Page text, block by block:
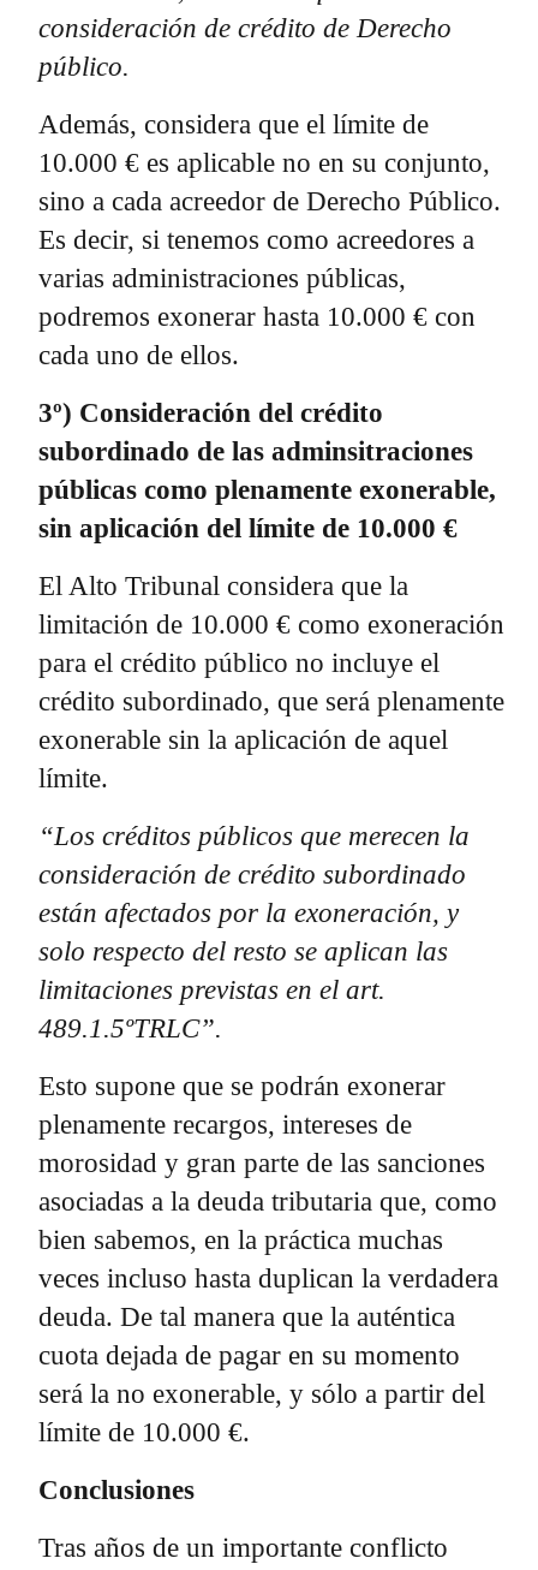
consideración de crédito de Derecho
público.
Además, considera que el límite de
10.000 € es aplicable no en su conjunto,
sino a cada acreedor de Derecho Público.
Es decir, si tenemos como acreedores a
varias administraciones públicas,
podremos exonerar hasta 10.000 € con
cada uno de ellos.
3º) Consideración del crédito
subordinado de las adminsitraciones
públicas como plenamente exonerable,
sin aplicación del límite de 10.000 €
El Alto Tribunal considera que la
limitación de 10.000 € como exoneración
para el crédito público no incluye el
crédito subordinado, que será plenamente
exonerable sin la aplicación de aquel
límite.
“Los créditos públicos que merecen la
consideración de crédito subordinado
están afectados por la exoneración, y
solo respecto del resto se aplican las
limitaciones previstas en el art.
489.1.5ºTRLC”.
Esto supone que se podrán exonerar
plenamente recargos, intereses de
morosidad y gran parte de las sanciones
asociadas a la deuda tributaria que, como
bien sabemos, en la práctica muchas
veces incluso hasta duplican la verdadera
deuda. De tal manera que la auténtica
cuota dejada de pagar en su momento
será la no exonerable, y sólo a partir del
límite de 10.000 €.
Conclusiones
Tras años de un importante conflicto